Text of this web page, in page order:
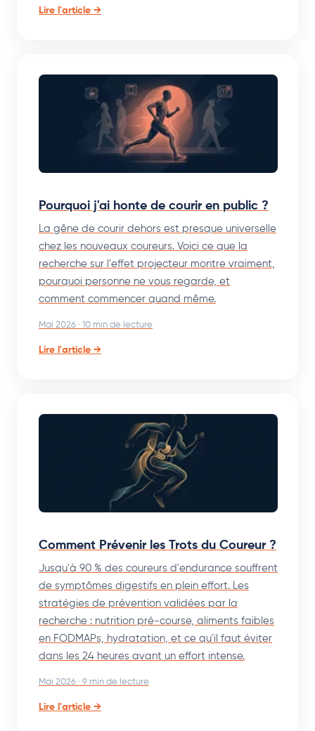
Lire l'article →
Pourquoi j'ai honte de courir en public ?
La gêne de courir dehors est presque universelle
chez les nouveaux coureurs. Voici ce que la
recherche sur l'effet projecteur montre vraiment,
pourquoi personne ne vous regarde, et
comment commencer quand même.
Mai 2026 · 10 min de lecture
Lire l'article →
Comment Prévenir les Trots du Coureur ?
Jusqu'à 90 % des coureurs d'endurance souffrent
de symptômes digestifs en plein effort. Les
stratégies de prévention validées par la
recherche : nutrition pré-course, aliments faibles
en FODMAPs, hydratation, et ce qu'il faut éviter
dans les 24 heures avant un effort intense.
Mai 2026 · 9 min de lecture
Lire l'article →